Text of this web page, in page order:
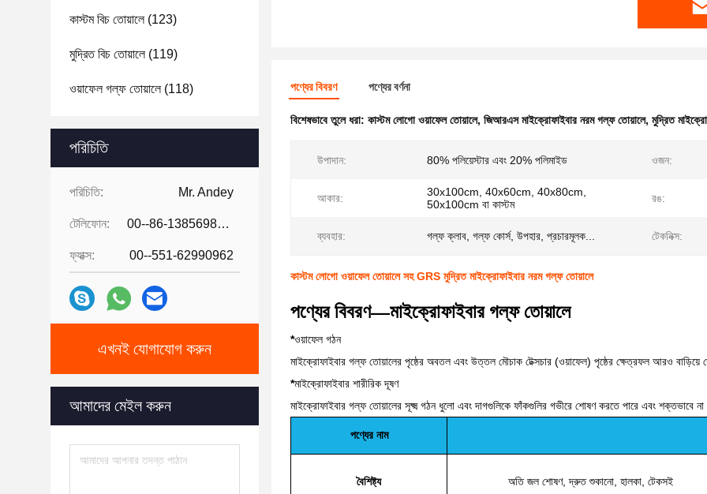
কাস্টম বিচ তোয়ালে(123)
মুদ্রিত বিচ তোয়ালে(119)
ওয়াফেল গল্ফ তোয়ালে(118)
পরিচিতি
পরিচিতি: Mr. Andey
টেলিফোন: 00--86-13856986218
ফ্যাক্স: 00--551-62990962
এখনই যোগাযোগ করুন
আমাদের মেইল ​​করুন
পণ্যের বিবরণ পণ্যের বর্ণনা
বিশেষভাবে তুলে ধরা: কাস্টম লোগো ওয়াফেল তোয়ালে, জিআরএস মাইক্রোফাইবার নরম গল্ফ তোয়ালে, মুদ্রিত
উপাদান: 80% পলিয়েস্টার এবং 20% পলিমাইড ওজন:
আকার:
30x100cm, 40x60cm, 40x80cm,
50x100cm বা কাস্টম
রঙ:
ব্যবহার: গল্ফ ক্লাব, গল্ফ কোর্স, উপহার, প্রচারমূলক... টেকনিক্স:
কাস্টম লোগো ওয়াফেল তোয়ালে সহ GRS মুদ্রিত মাইক্রোফাইবার নরম গল্ফ তোয়ালে
পণ্যের বিবরণ—মাইক্রোফাইবার গল্ফ তোয়ালে
*ওয়াফেল গঠন
মাইক্রোফাইবার গল্ফ তোয়ালের পৃষ্ঠের অবতল এবং উত্তল মৌচাক টেক্সচার (ওয়াফেল) পৃষ্ঠের ক্ষেত্রফল আরও
*মাইক্রোফাইবার শারীরিক দূষণ
মাইক্রোফাইবার গল্ফ তোয়ালের সূক্ষ্ম গঠন ধুলো এবং দাগগুলিকে ফাঁকগুলির গভীরে শোষণ করতে পারে এবং শক্তভাবে
পণ্যের নাম
বৈশিষ্ট্য অতি জল শোষণ, দ্রুত শুকানো, হালকা, টেকসই